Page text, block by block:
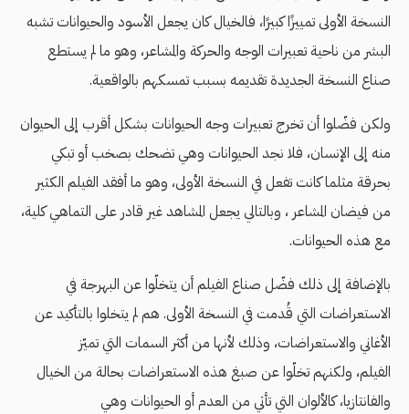
النسخة الأولى تمييزًا كبيرًا، فالخيال كان يجعل الأسود والحيوانات تشبه
البشر من ناحية تعبيرات الوجه والحركة والمشاعر، وهو ما لم يستطع
صناع النسخة الجديدة تقديمه بسبب تمسكهم بالواقعية.
ولكن فضّلوا أن تخرج تعبيرات وجه الحيوانات بشكل أقرب إلى الحيوان
منه إلى الإنسان، فلا نجد الحيوانات وهي تضحك بصخب أو تبكي
بحرقة مثلما كانت تفعل في النسخة الأولى، وهو ما أفقد الفيلم الكثير
من فيضان المشاعر ، وبالتالي يجعل المشاهد غير قادر على التماهي كلية،
مع هذه الحيوانات.
بالإضافة إلى ذلك فضّل صناع الفيلم أن يتخلّوا عن البهرجة في
الاستعراضات التي قُدمت في النسخة الأولى. هم لم يتخلوا بالتأكيد عن
الأغاني والاستعراضات، وذلك لأنها من أكثر السمات التي تميّز
الفيلم، ولكنهم تخلّوا عن صبغ هذه الاستعراضات بحالة من الخيال
والفانتازيا، كالألوان التي تأتي من العدم أو الحيوانات وهي